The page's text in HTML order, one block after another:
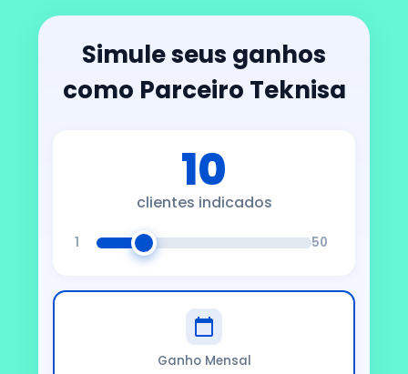
Simule seus ganhos
como Parceiro Teknisa
10
clientes indicados
1 50
Ganho Mensal